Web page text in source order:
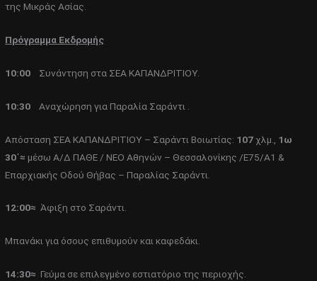
της Μικράς Ασίας.
Πρόγραμμα Εκδρομής
10:00 Συνάντηση στα ΣΕΑ ΚΑΠΑΝΔΡΙΤΙΟΥ.
10:30 Αναχώρηση για Παραλία Σαράντι .
Απόσταση ΣΕΑ ΚΑΠΑΝΔΡΙΤΙΟΥ – Σαράντι Βοιωτίας: 107χλμ., 1ω
30΄≈ μέσω Α/Δ ΠΑΘΕ / ΝΕΟ Αθηνών – Θεσσαλονίκης /Ε75/Α1 &
Επαρχιακής Οδού Θήβας – Παραλίας Σαράντι.
12:00≈Άφιξη στο Σαράντι.
Μπανάκι για όσους επιθυμούν και καφεδάκι.
14:30≈ Γεύμα σε επιλεγμένο εστιατόριο της περιοχής.